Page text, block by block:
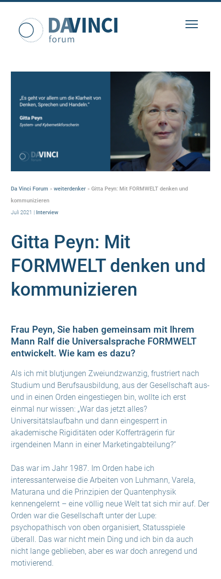
Da Vinci Forum »weiterdenker »Gitta Peyn: Mit FORMWELT denken und
kommunizieren
Juli 2021 | Interview
Gitta Peyn: Mit
FORMWELT denken und
kommunizieren
Frau Peyn, Sie haben gemeinsam mit Ihrem
Mann Ralf die Universalsprache FORMWELT
entwickelt. Wie kam es dazu?
Als ich mit blutjungen Zweiundzwanzig, frustriert nach
Studium und Berufsausbildung, aus der Gesellschaft aus-
und in einen Orden eingestiegen bin, wollte ich erst
einmal nur wissen: „War das jetzt alles?
Universitätslaufbahn und dann eingesperrt in
akademische Rigiditäten oder Kofferträgerin für
irgendeinen Mann in einer Marketingabteilung?“
Das war im Jahr 1987. Im Orden habe ich
interessanterweise die Arbeiten von Luhmann, Varela,
Maturana und die Prinzipien der Quantenphysik
kennengelernt – eine völlig neue Welt tat sich mir auf. Der
Orden war die Gesellschaft unter der Lupe:
psychopathisch von oben organisiert, Statusspiele
überall. Das war nicht mein Ding und ich bin da auch
nicht lange geblieben, aber es war doch anregend und
motivierend.